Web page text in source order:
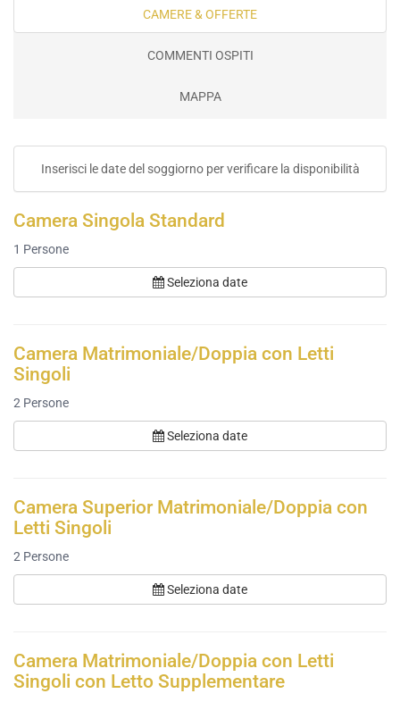
CAMERE & OFFERTE
COMMENTI OSPITI
MAPPA
Inserisci le date del soggiorno per verificare la disponibilità
Camera Singola Standard
1 Persone
Seleziona date
Camera Matrimoniale/Doppia con Letti
Singoli
2 Persone
Seleziona date
Camera Superior Matrimoniale/Doppia con
Letti Singoli
2 Persone
Seleziona date
Camera Matrimoniale/Doppia con Letti
Singoli con Letto Supplementare